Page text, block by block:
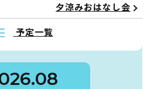
夕涼みおはなし会
予定一覧